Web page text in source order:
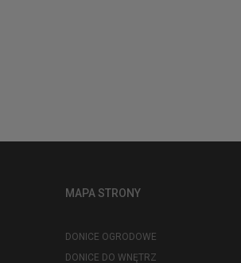
MAPA STRONY
DONICE OGRODOWE
DONICE DO WNĘTRZ